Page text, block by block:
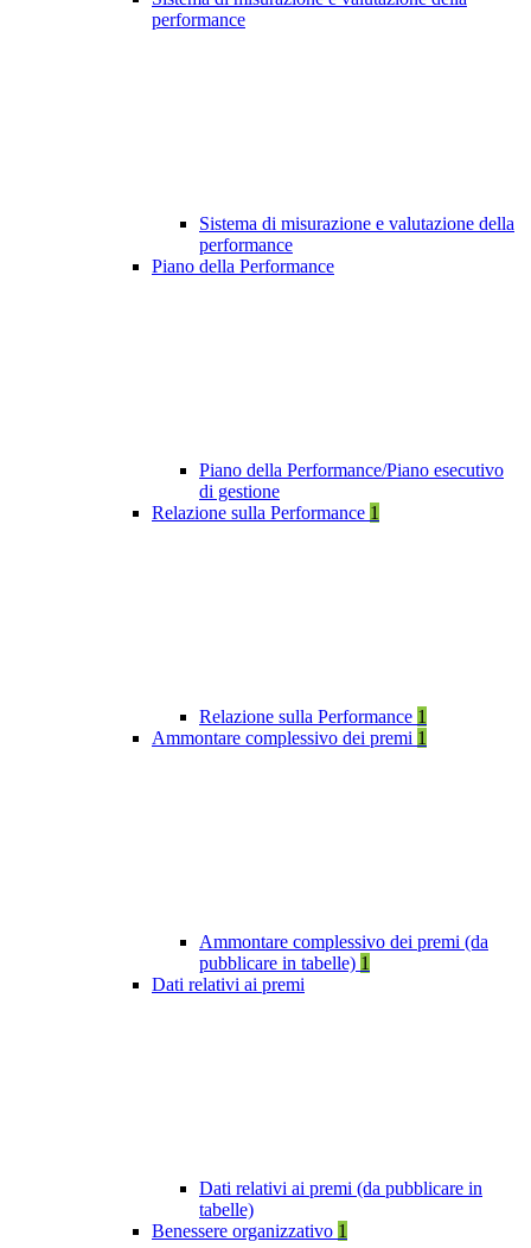
performance
Sistema di misurazione e valutazione della
performance
Piano della Performance
Piano della Performance/Piano esecutivo
di gestione
Relazione sulla Performance 1
Relazione sulla Performance 1
Ammontare complessivo dei premi 1
Ammontare complessivo dei premi (da
pubblicare in tabelle) 1
Dati relativi ai premi
Dati relativi ai premi (da pubblicare in
tabelle)
Benessere organizzativo 1